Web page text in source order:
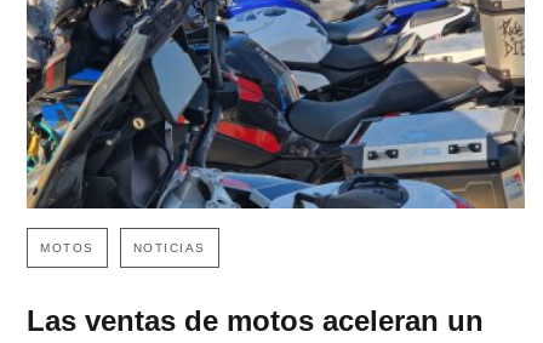
MOTOS NOTICIAS
Las ventas de motos aceleran un